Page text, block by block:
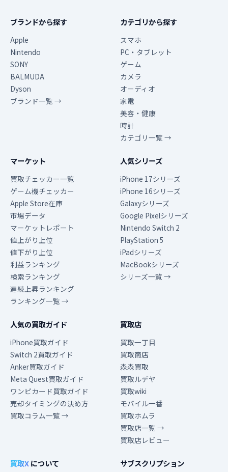
ブランドから探す
Apple
Nintendo
SONY
BALMUDA
Dyson
ブランド一覧 →
カテゴリから探す
スマホ
PC・タブレット
ゲーム
カメラ
オーディオ
家電
美容・健康
時計
カテゴリ一覧 →
マーケット
買取チェッカー一覧
ゲーム機チェッカー
Apple Store在庫
市場データ
マーケットレポート
値上がり上位
値下がり上位
利益ランキング
検索ランキング
連続上昇ランキング
ランキング一覧 →
人気シリーズ
iPhone 17シリーズ
iPhone 16シリーズ
Galaxyシリーズ
Google Pixelシリーズ
Nintendo Switch 2
PlayStation 5
iPadシリーズ
MacBookシリーズ
シリーズ一覧 →
人気の買取ガイド
iPhone買取ガイド
Switch 2買取ガイド
Anker買取ガイド
Meta Quest買取ガイド
ワンピカード買取ガイド
売却タイミングの決め方
買取コラム一覧 →
買取店
買取一丁目
買取商店
森森買取
買取ルデヤ
買取wiki
モバイル一番
買取ホムラ
買取店一覧 →
買取店レビュー
買取Xについて サブスクリプション